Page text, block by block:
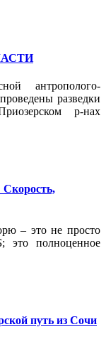
антрополого-
разведки
р-нах
– это не просто
полноценное
путь из Сочи